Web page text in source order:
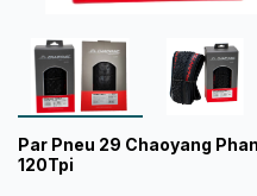
Par Pneu 29 Chaoyang
120Tpi